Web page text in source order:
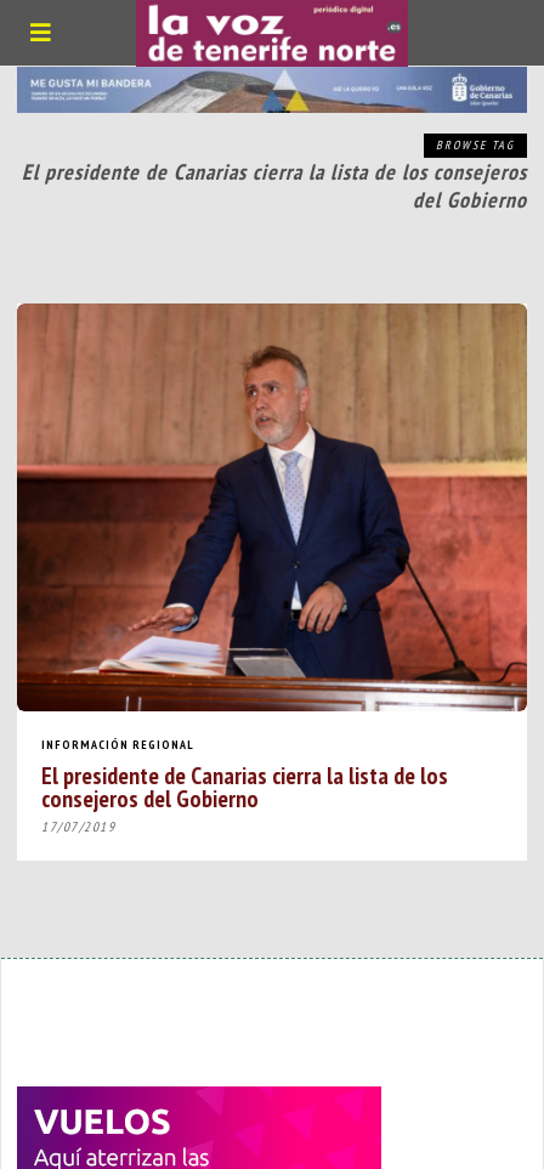
BROWSE TAG
El presidente de Canarias cierra la lista de los consejeros
del Gobierno
INFORMACIÓN REGIONAL
El presidente de Canarias cierra la lista de los
consejeros del Gobierno
17/07/2019